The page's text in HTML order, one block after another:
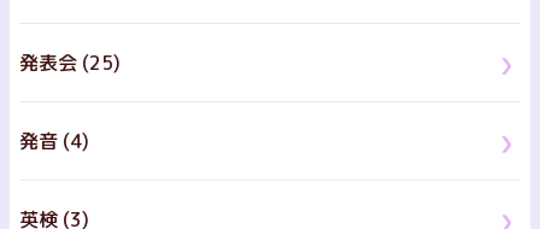
発表会 (25)
発音 (4)
英検 (3)